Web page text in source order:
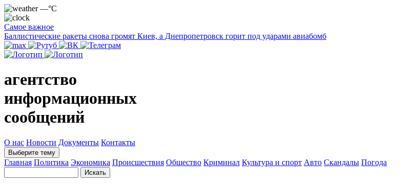
—°C
Самое важное
Баллистические ракеты снова громят Киев, а Днепропетровск горит под ударами авиабомб
агентство
информационных
сообщений
О нас Новости Документы Контакты
Выберите тему
Главная Политика Экономика Происшествия Общество Криминал Культура и спорт Авто Скандалы Погода